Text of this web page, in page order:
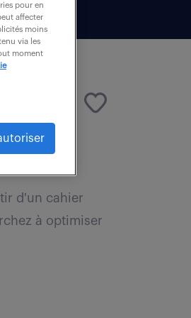
d'un cahier
à optimiser
pour en
affecter
moins
via les
moment